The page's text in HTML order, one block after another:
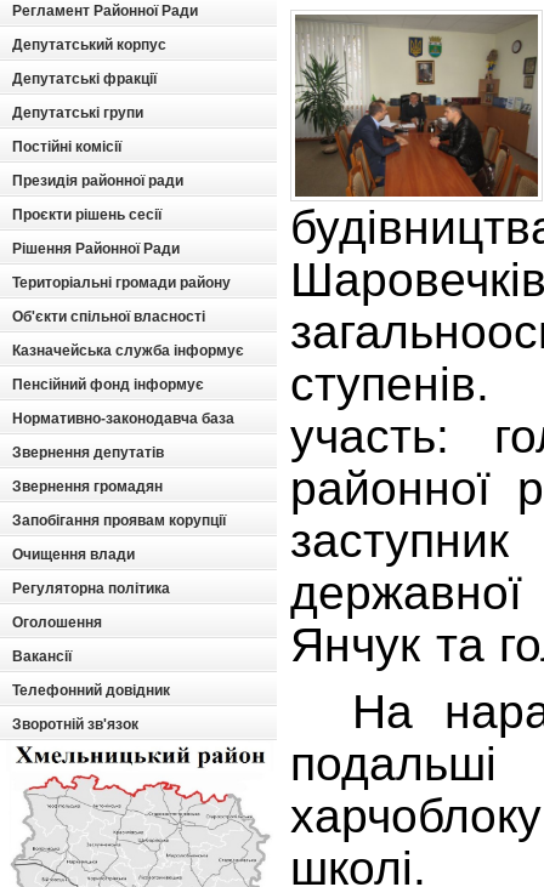
Регламент Районної Ради
Депутатський корпус
Депутатські фракції
Депутатські групи
Постійні комісії
Президія районної ради
Проєкти рішень сесії
Рішення Районної Ради
Територіальні громади району
Об'єкти спільної власності
Казначейська служба інформує
Пенсійний фонд інформує
Нормативно-законодавча база
Звернення депутатів
Звернення громадян
Запобігання проявам корупції
Очищення влади
Регуляторна політика
Оголошення
Вакансії
Телефонний довідник
Зворотній зв'язок
участь:
районної
державної
Янчук та
На
подальші
школі.